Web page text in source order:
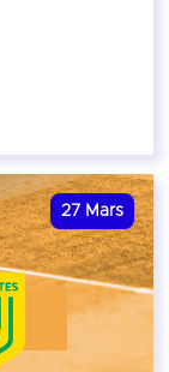
27 Mars